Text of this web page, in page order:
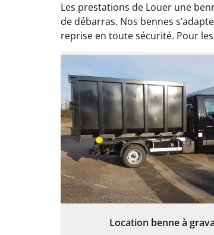
Les prestations de Louer une
de débarras. Nos bennes
reprise en toute sécurité. Pour
Location benne à